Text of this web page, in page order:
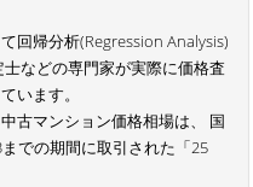
回帰分析(Regression Analysis)
などの専門家が実際に価格査
います。
古マンション価格相場は、 国
での期間に取引された「25